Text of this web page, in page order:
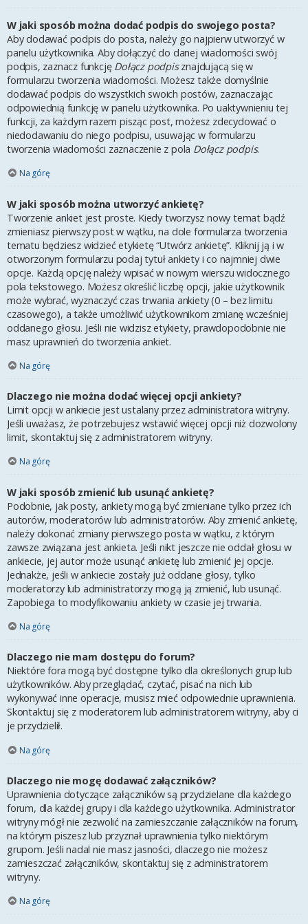
W jaki sposób można dodać podpis do swojego posta?
Aby dodawać podpis do posta, należy go najpierw utworzyć w
panelu użytkownika. Aby dołączyć do danej wiadomości swój
podpis, zaznacz funkcję Dołącz podpisznajdującą się w
formularzu tworzenia wiadomości. Możesz także domyślnie
dodawać podpis do wszystkich swoich postów, zaznaczając
odpowiednią funkcję w panelu użytkownika. Po uaktywnieniu tej
funkcji, za każdym razem pisząc post, możesz zdecydować o
niedodawaniu do niego podpisu, usuwając w formularzu
tworzenia wiadomości zaznaczenie z pola Dołącz podpis.
Na górę
W jaki sposób można utworzyć ankietę?
Tworzenie ankiet jest proste. Kiedy tworzysz nowy temat bądź
zmieniasz pierwszy post w wątku, na dole formularza tworzenia
tematu będziesz widzieć etykietę “Utwórz ankietę”. Kliknij ją i w
otworzonym formularzu podaj tytuł ankiety i co najmniej dwie
opcje. Każdą opcję należy wpisać w nowym wierszu widocznego
pola tekstowego. Możesz określić liczbę opcji, jakie użytkownik
może wybrać, wyznaczyć czas trwania ankiety (0 – bez limitu
czasowego), a także umożliwić użytkownikom zmianę wcześniej
oddanego głosu. Jeśli nie widzisz etykiety, prawdopodobnie nie
masz uprawnień do tworzenia ankiet.
Na górę
Dlaczego nie można dodać więcej opcji ankiety?
Limit opcji w ankiecie jest ustalany przez administratora witryny.
Jeśli uważasz, że potrzebujesz wstawić więcej opcji niż dozwolony
limit, skontaktuj się z administratorem witryny.
Na górę
W jaki sposób zmienić lub usunąć ankietę?
Podobnie, jak posty, ankiety mogą być zmieniane tylko przez ich
autorów, moderatorów lub administratorów. Aby zmienić ankietę,
należy dokonać zmiany pierwszego posta w wątku, z którym
zawsze związana jest ankieta. Jeśli nikt jeszcze nie oddał głosu w
ankiecie, jej autor może usunąć ankietę lub zmienić jej opcje.
Jednakże, jeśli w ankiecie zostały już oddane głosy, tylko
moderatorzy lub administratorzy mogą ją zmienić, lub usunąć.
Zapobiega to modyfikowaniu ankiety w czasie jej trwania.
Na górę
Dlaczego nie mam dostępu do forum?
Niektóre fora mogą być dostępne tylko dla określonych grup lub
użytkowników. Aby przeglądać, czytać, pisać na nich lub
wykonywać inne operacje, musisz mieć odpowiednie uprawnienia.
Skontaktuj się z moderatorem lub administratorem witryny, aby ci
je przydzielił.
Na górę
Dlaczego nie mogę dodawać załączników?
Uprawnienia dotyczące załączników są przydzielane dla każdego
forum, dla każdej grupy i dla każdego użytkownika. Administrator
witryny mógł nie zezwolić na zamieszczanie załączników na forum,
na którym piszesz lub przyznał uprawnienia tylko niektórym
grupom. Jeśli nadal nie masz jasności, dlaczego nie możesz
zamieszczać załączników, skontaktuj się z administratorem
witryny.
Na górę